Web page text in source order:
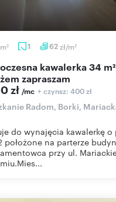
m2 1 62zł/m2
zapraszam
zł /mc + czynsz: 400 zł
Radom, Borki,
do wynajęcia kawalerkę
położone na parterze
przy ul.